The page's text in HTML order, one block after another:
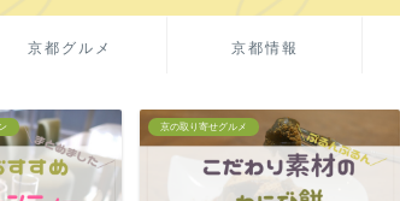
京都グルメ 京都情報
ギフト・手土産